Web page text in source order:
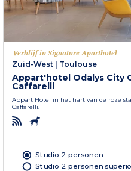
Verblijf in Signature Aparthotel
Zuid-West
Toulouse
Appart'hotel Odalys City
Caffarelli
Appart Hotel in het hart van de roze
Caffarelli.
Studio 2 personen
Studio 2 personen